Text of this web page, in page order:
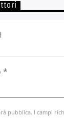
pubblica. I campi